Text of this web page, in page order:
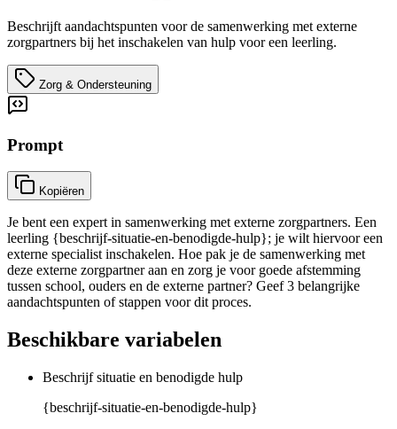
Beschrijft aandachtspunten voor de samenwerking met externe
zorgpartners bij het inschakelen van hulp voor een leerling.
Zorg & Ondersteuning
Prompt
Kopiëren
Je bent een expert in samenwerking met externe zorgpartners. Een
leerling {beschrijf-situatie-en-benodigde-hulp}; je wilt hiervoor een
externe specialist inschakelen. Hoe pak je de samenwerking met
deze externe zorgpartner aan en zorg je voor goede afstemming
tussen school, ouders en de externe partner? Geef 3 belangrijke
aandachtspunten of stappen voor dit proces.
Beschikbare variabelen
Beschrijf situatie en benodigde hulp
{beschrijf-situatie-en-benodigde-hulp}